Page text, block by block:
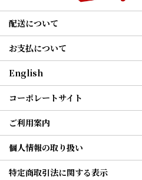
配送について
お支払について
English
コーポレートサイト
ご利用案内
個人情報の取り扱い
特定商取引法に関する表示